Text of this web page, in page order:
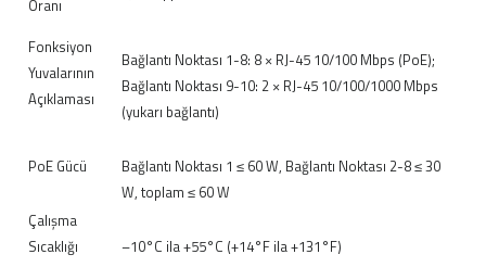
Oranı
Fonksiyon
Yuvalarının
Açıklaması
Bağlantı Noktası 1-8: 8 × RJ-45 10/100 Mbps (PoE);
Bağlantı Noktası 9-10: 2 × RJ-45 10/100/1000 Mbps
(yukarı bağlantı)
PoE Gücü
Bağlantı Noktası 1 ≤ 60 W, Bağlantı Noktası 2-8 ≤ 30
W, toplam ≤ 60 W
Çalışma
Sıcaklığı
–10°C ila +55°C (+14°F ila +131°F)